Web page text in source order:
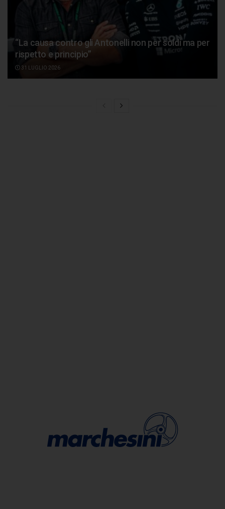
“La causa contro gli Antonelli non per soldi ma per
rispetto e principio”
31 LUGLIO 2026